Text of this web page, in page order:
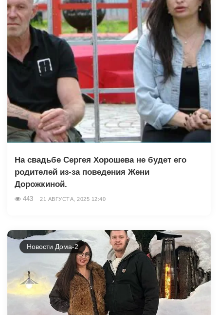
На свадьбе Сергея Хорошева не будет его
родителей из-за поведения Жени
Дорожкиной.
443 21 АВГУСТА, 2025 12:40
Новости Дома-2